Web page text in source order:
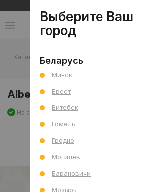
Каталог -
Alberta Grey Mat (CRV)
Alberta Grey Mat (CRV)
На складе Артикул: 0000029092
Выберите Ваш
город
Беларусь
Минск
Брест
Витебск
Гомель
Гродно
Могилев
Барановичи
Мозырь